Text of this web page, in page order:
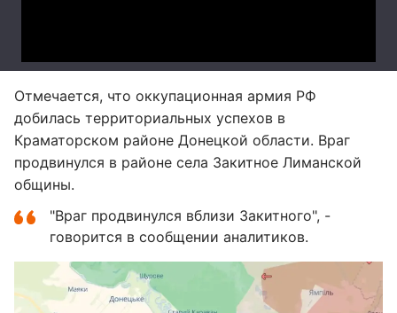
Отмечается, что оккупационная армия РФ
добилась территориальных успехов в
Краматорском районе Донецкой области. Враг
продвинулся в районе села Закитное Лиманской
общины.
"Враг продвинулся вблизи Закитного", -
говорится в сообщении аналитиков.